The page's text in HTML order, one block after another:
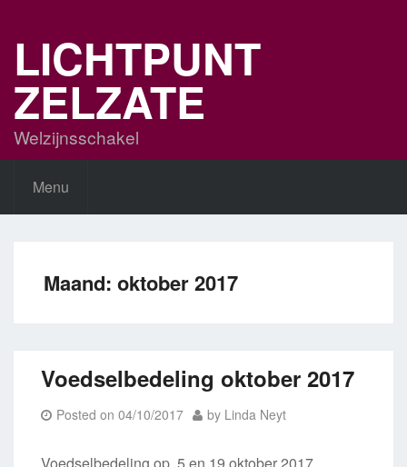
LICHTPUNT
ZELZATE
Welzijnsschakel
Menu
Maand:oktober 2017
Voedselbedeling oktober 2017
Posted on 04/10/2017 by Linda Neyt